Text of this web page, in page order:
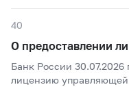
40
О предоставлении
Банк России
лицензию